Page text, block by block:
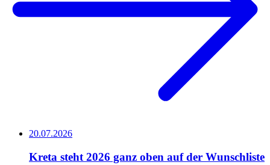
20.07.2026
Kreta steht 2026 ganz oben auf der Wunschliste